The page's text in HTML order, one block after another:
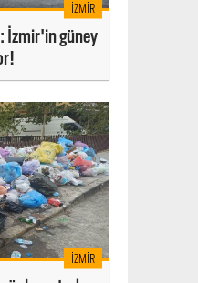
İZMIR
İzmir'in güney
İZMIR